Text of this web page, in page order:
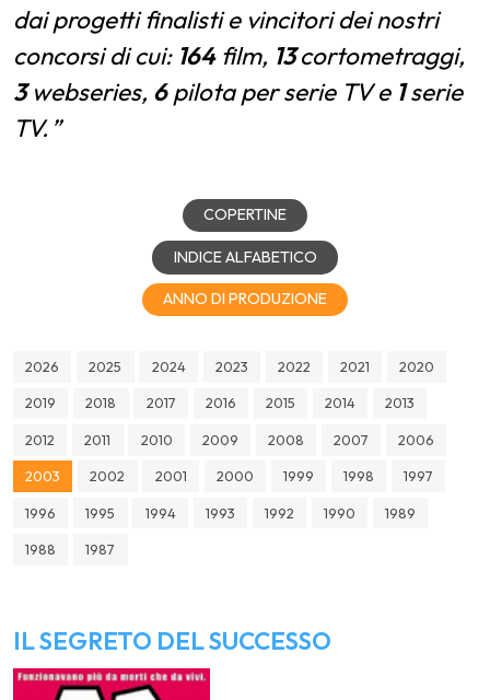
dai progetti finalisti e vincitori dei nostri
concorsi di cui: 164film, 13 cortometraggi,
3webseries, 6pilota per serie TV e 1serie
TV.
COPERTINE
INDICE ALFABETICO
ANNO DI PRODUZIONE
2026 2025 2024 2023 2022 2021 2020
2019 2018 2017 2016 2015 2014 2013
2012 2011 2010 2009 2008 2007 2006
2003 2002 2001 2000 1999 1998 1997
1996 1995 1994 1993 1992 1990 1989
1988 1987
IL SEGRETO DEL SUCCESSO